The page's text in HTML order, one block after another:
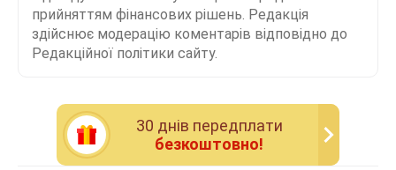
прийняттям фінансових рішень. Редакція
здійснює модерацію коментарів відповідно до
Редакційної політики сайту.
30 днiв передплати
безкоштовно!